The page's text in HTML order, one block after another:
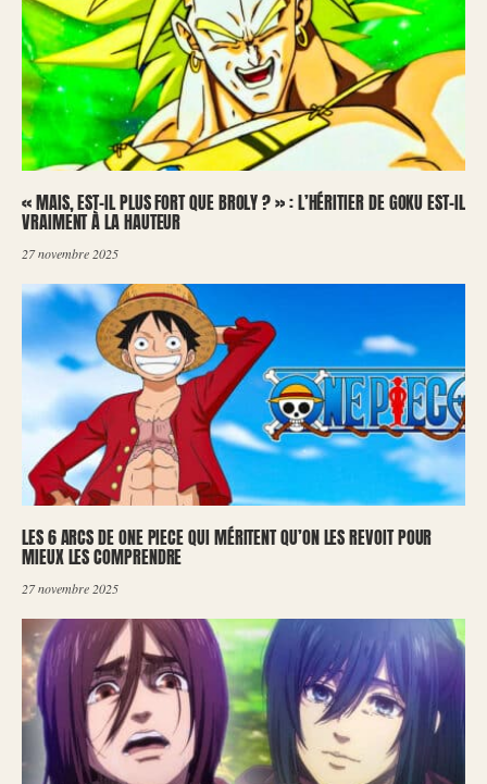
« MAIS, EST-IL PLUS FORT QUE BROLY ? » : L’HÉRITIER DE GOKU EST-IL
VRAIMENT À LA HAUTEUR
27 novembre 2025
LES 6 ARCS DE ONE PIECE QUI MÉRITENT QU’ON LES REVOIT POUR
MIEUX LES COMPRENDRE
27 novembre 2025